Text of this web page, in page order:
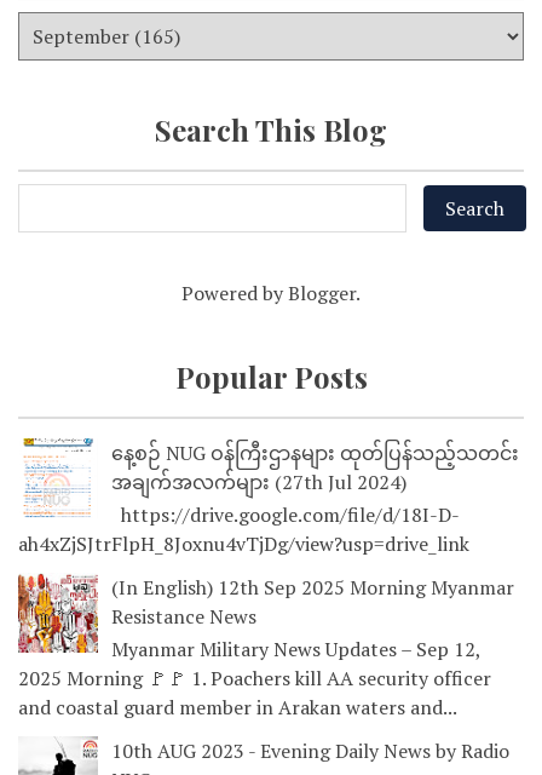
Search This Blog
Powered byBlogger.
Popular Posts
နေ့စဉ် NUG ဝန်ကြီးဌာနများ ထုတ်ပြန်သည့်သတင်း
အချက်အလက်များ (27th Jul 2024)
https://drive.google.com/file/d/18I-D-
ah4xZjSJtrFlpH_8Joxnu4vTjDg/view?usp=drive_link
(In English) 12th Sep 2025 Morning Myanmar
Resistance News
Myanmar Military News Updates – Sep 12,
2025 Morning 🚩🚩 1. Poachers kill AA security officer
and coastal guard member in Arakan waters and...
10th AUG 2023 - Evening Daily News by Radio